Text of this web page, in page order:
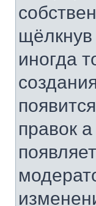
щёлкнув
иногда
правок